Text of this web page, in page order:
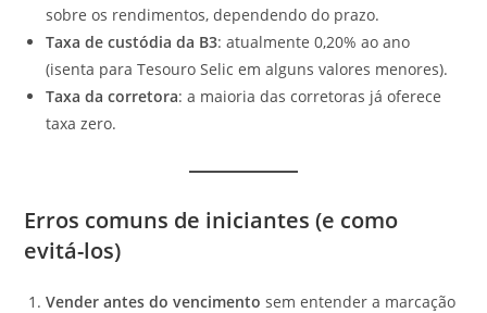
sobre os rendimentos, dependendo do prazo.
Taxa de custódia da B3: atualmente 0,20% ao ano
(isenta para Tesouro Selic em alguns valores menores).
Taxa da corretora: a maioria das corretoras já oferece
taxa zero.
Erros comuns de iniciantes (e como
evitá-los)
Vender antes do vencimento sem entender a marcação